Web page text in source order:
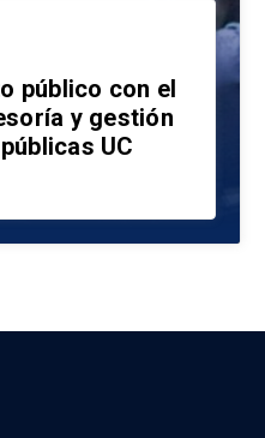
público con el
y gestión
UC